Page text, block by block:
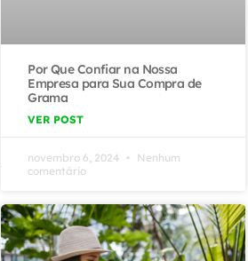
Por Que Confiar na Nossa
Empresa para Sua Compra de
Grama
VER POST
novembro 6, 2024
Nenhum
comentário